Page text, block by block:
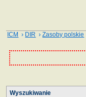
ICM › DIR ›Zasoby polskie
Wyszukiwanie